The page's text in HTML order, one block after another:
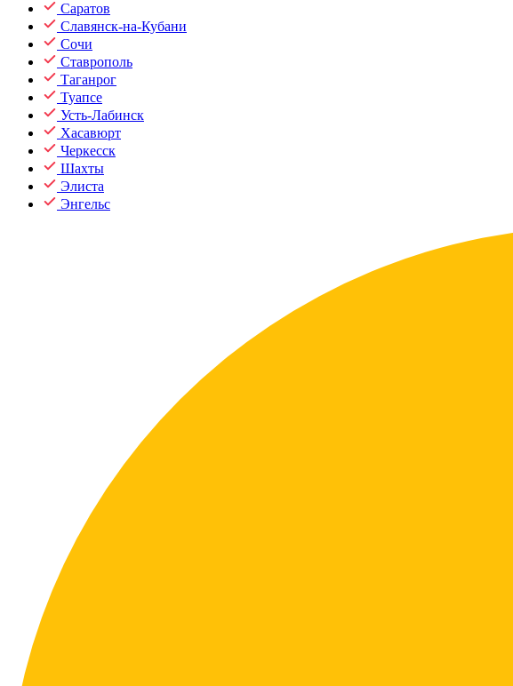
Саратов
Славянск-на-Кубани
Сочи
Ставрополь
Таганрог
Туапсе
Усть-Лабинск
Хасавюрт
Черкесск
Шахты
Элиста
Энгельс